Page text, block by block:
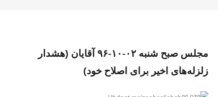
مجلس صبح شنبه ۰۲-۱۰-۹۶ آقایان (هشدار
زلزله‌های اخیر برای اصلاح خود)